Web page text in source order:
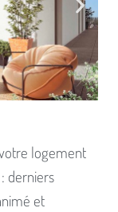
logement
derniers
et